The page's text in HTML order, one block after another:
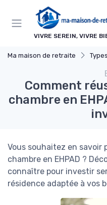
VIVRE SEREIN, VIVRE
Ma maison de retraite
Comment
chambre en
Vous souhaitez en savoir
chambre en EHPAD ?
connaître pour investir
résidence adaptée à vos
Panneau de gestion des